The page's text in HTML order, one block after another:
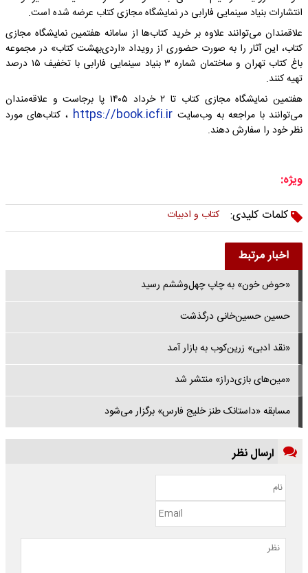
انتشارات بنیاد سینمایی فارابی در نمایشگاه مجازی کتاب عرضه شده است.
علاقمندان می‌توانند علاوه بر خرید کتاب‌ها از سامانه هفتمین نمایشگاه مجازی
کتاب، این آثار را به صورت حضوری از رویداد «اردی‌بهشت کتاب» در مجموعه
باغ کتاب تهران و ساختمان شماره ۳ بنیاد سینمایی فارابی با تخفیف ۱۵ درصد
تهیه‌ کنند.
هفتمین نمایشگاه مجازی کتاب تا ۲ خرداد ۱۴۰۵ پا برجاست و علاقه‌مندان
می‌توانند با مراجعه به وب‌سایت https://book.icfi.ir ، کتاب‌های مورد
نظر خود را سفارش دهند.
ویژه:
کلمات کلیدی:
کتاب و ادبیات
اخبار مرتبط
«حوض خون» به چاپ چهل‌وششم رسید
حسین حسین‌خانی درگذشت
«نقد ادبی» زرین‌کوب به بازار آمد
«مین‌های بازی‌دراز» منتشر شد
مسابقه «داستانک طنز خلیج فارس» برگزار می‌شود
ارسال نظر